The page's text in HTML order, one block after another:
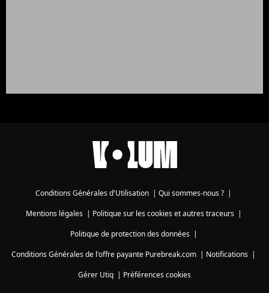
Conditions Générales d'Utilisation | Qui sommes-nous ? |
Mentions légales| Politique sur les cookies et autres traceurs|
Politique de protection des données|
Conditions Générales de l'offre payante Purebreak.com | Notifications |
Gérer Utiq | Préférences cookies